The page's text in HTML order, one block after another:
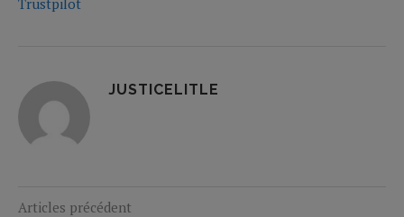
JUSTICELITLE
Articles précédent